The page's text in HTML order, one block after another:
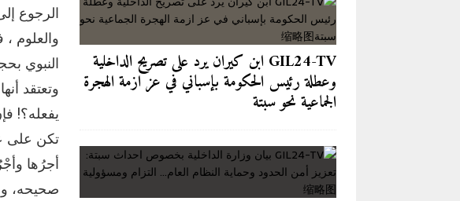
الرجوع
والعلوم
النبوي
وتعتقد
يفعله؟!
تكن على
أجرُها
صحيحه،
GIL24-TV ابن كيران يرد على تصريح الداخلية
وعطلة رئيس الحكومة بإسباني في عز ازمة الهجرة
الجماعية نحو سبتة